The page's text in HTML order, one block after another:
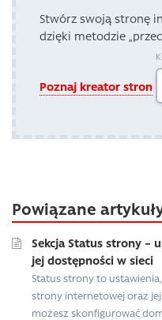
Stwórz swoją stronę
dzięki metodzie
Poznaj kreator stron
Powiązane
Sekcja Status strony –
jej dostępności w sieci
Status strony to
strony internetowej oraz
możesz skonfigurować